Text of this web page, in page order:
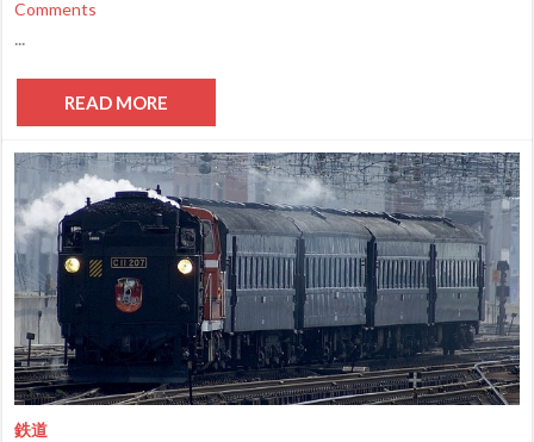
Comments
...
READ MORE
鉄道